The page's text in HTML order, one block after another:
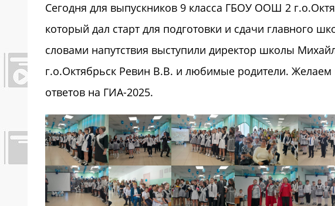
Сегодня для выпускников 9 класса ГБОУ ООШ 2
который дал старт для подготовки и сдачи главного
словами напутствия выступили директор школы
г.о.Октябрьск Ревин В.В. и любимые родители.
ответов на ГИА-2025.